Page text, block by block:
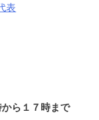
表
１７時まで